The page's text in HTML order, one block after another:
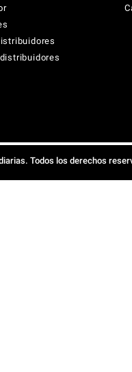
Todos los derechos